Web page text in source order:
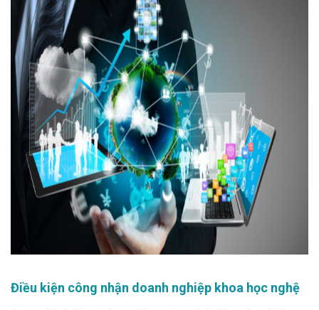
Điều kiện công nhận doanh nghiệp khoa học nghệ